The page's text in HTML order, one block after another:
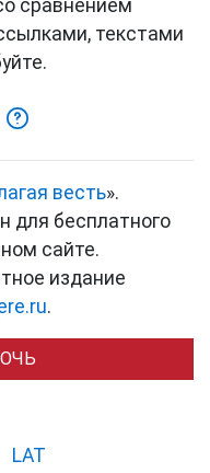
сравнением
текстами
весть».
для бесплатного
сайте.
издание
.
LAT